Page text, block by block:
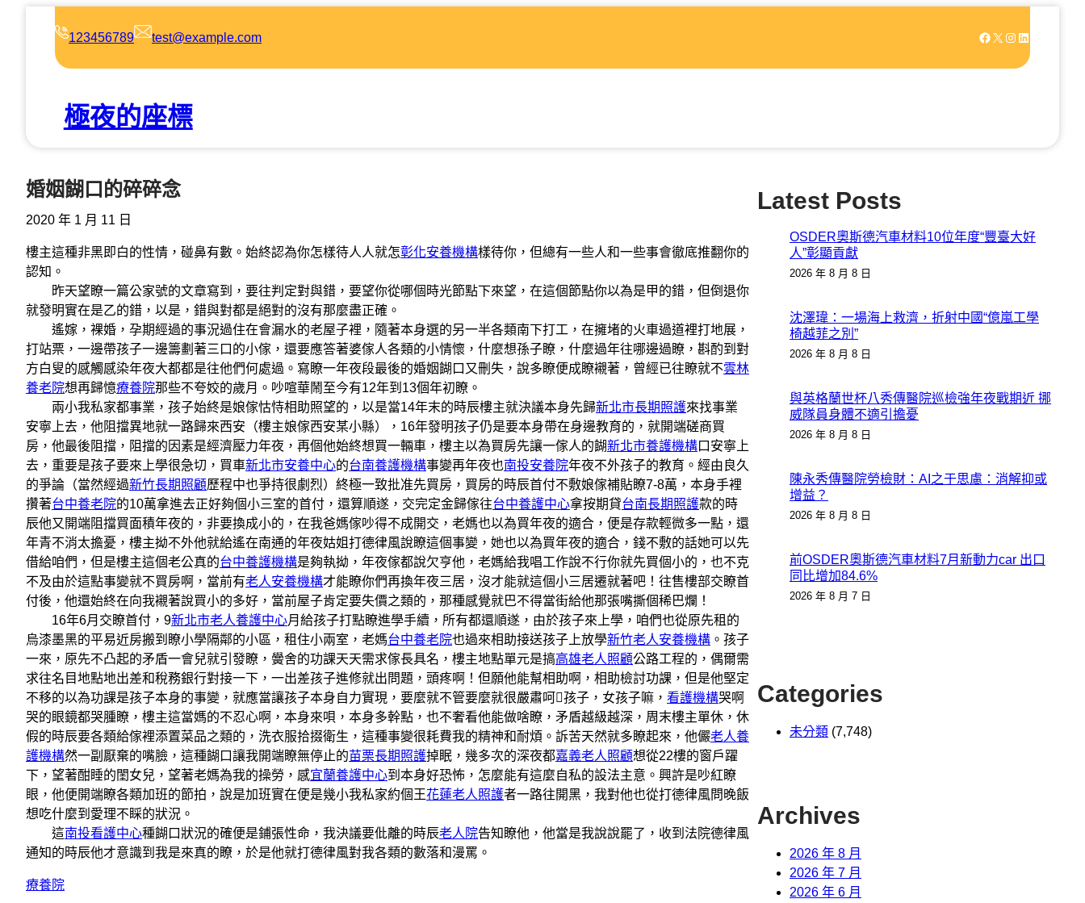
123456789 test@example.com Facebook X Instagram LinkedIn
極夜的座標
婚姻餬口的碎碎念
2020 年 1 月 11 日
樓主這種非黑即白的性情，碰鼻有數。始終認為你怎樣待人人就怎彰化安養機構樣待你，但總有一些人和一些事會徹底推翻你的
認知。
昨天望瞭一篇公家號的文章寫到，要往判定對與錯，要望你從哪個時光節點下來望，在這個節點你以為是甲的錯，但倒退你
就發明實在是乙的錯，以是，錯與對都是絕對的沒有那麼盡正確。
遙嫁，裸婚，孕期經過的事況過住在會漏水的老屋子裡，隨著本身選的另一半各類南下打工，在擁堵的火車過道裡打地展，
打站票，一邊帶孩子一邊籌劃著三口的小傢，還要應答著婆傢人各類的小情懷，什麼想孫子瞭，什麼過年往哪邊過瞭，斟酌到對
方白叟的感觸感染年夜大都都是往他們何處過。寫瞭一年夜段最後的婚姻餬口又刪失，說多瞭便成瞭襯著，曾經已往瞭就不雲林
養老院想再歸憶療養院那些不夸姣的歲月。吵喧華鬧至今有12年到13個年初瞭。
兩小我私家都事業，孩子始終是娘傢怙恃相助照望的，以是當14年末的時辰樓主就決議本身先歸新北市長期照護來找事業
安寧上去，他阻擋異地就一路歸來西安（樓主娘傢西安某小縣），16年發明孩子仍是要本身帶在身邊教育的，就開端磋商買
房，他最後阻擋，阻擋的因素是經濟壓力年夜，再個他始終想買一輛車，樓主以為買房先讓一傢人的餬新北市養護機構口安寧上
去，重要是孩子要來上學很急切，買車新北市安養中心的台南養護機構事變再年夜也南投安養院年夜不外孩子的教育。經由良久
的爭論（當然經過新竹長期照顧歷程中也爭持很劇烈）終極一致批准先買房，買房的時辰首付不敷娘傢補貼瞭7-8萬，本身手裡
攢著台中養老院的10萬拿進去正好夠個小三室的首付，還算順遂，交完定金歸傢往台中養護中心拿按期貸台南長期照護款的時
辰他又開端阻擋買面積年夜的，非要換成小的，在我爸媽傢吵得不成開交，老媽也以為買年夜的適合，便是存款輕微多一點，還
年青不消太擔憂，樓主拗不外他就給遙在南通的年夜姑姐打德律風說瞭這個事變，她也以為買年夜的適合，錢不敷的話她可以先
借給咱們，但是樓主這個老公真的台中養護機構是夠執拗，年夜傢都說欠亨他，老媽給我唱工作說不行你就先買個小的，也不克
不及由於這點事變就不買房啊，當前有老人安養機構才能瞭你們再換年夜三居，沒才能就這個小三居遷就著吧！往售樓部交瞭首
付後，他還始終在向我襯著說買小的多好，當前屋子肯定要失價之類的，那種感覺就巴不得當街給他那張嘴撕個稀巴爛！
16年6月交瞭首付，9新北市老人養護中心月給孩子打點瞭進學手續，所有都還順遂，由於孩子來上學，咱們也從原先租的
烏漆墨黑的平易近房搬到瞭小學隔鄰的小區，租住小兩室，老媽台中養老院也過來相助接送孩子上放學新竹老人安養機構 。孩子
一來，原先不凸起的矛盾一會兒就引發瞭，黌舍的功課天天需求傢長具名，樓主地點單元是搞高雄老人照顧公路工程的，偶爾需
求往名目地點地出差和稅務銀行對接一下，一出差孩子進修就出問題，頭疼啊！但願他能幫相助啊，相助檢討功課，但是他堅定
不移的以為功課是孩子本身的事變，就應當讓孩子本身自力實現，要麼就不管要麼就很嚴肅呵孩子，女孩子嘛， 看護機構哭啊
哭的眼鏡都哭腫瞭，樓主這當媽的不忍心啊，本身來唄，本身多幹點，也不奢看他能做啥瞭，矛盾越級越深，周末樓主單休，休
假的時辰要各類給傢裡添置菜品之類的，洗衣服拾掇衛生，這種事變很耗費我的精神和耐煩。訴苦天然就多瞭起來，他儼老人養
護機構然一副厭棄的嘴臉，這種餬口讓我開端瞭無停止的苗栗長期照護掉眠，幾多次的深夜都嘉義老人照顧想從22樓的窗戶躍
下，望著酣睡的閨女兒，望著老媽為我的操勞，感宜蘭養護中心到本身好恐怖，怎麼能有這麼自私的設法主意。興許是吵紅瞭
眼，他便開端瞭各類加班的節拍，說是加班實在便是幾小我私家約個王花蓮老人照護者一路往開黑，我對他也從打德律風問晚飯
想吃什麼到愛理不睬的狀況。
這南投看護中心種餬口狀況的確便是鋪張性命，我決議要仳離的時辰老人院告知瞭他，他當是我說說罷了，收到法院德律風
通知的時辰他才意識到我是來真的瞭，於是他就打德律風對我各類的數落和漫罵。
療養院
Latest Posts
OSDER奧斯德汽車材料10位年度“豐臺大好
人”彰顯貢獻
2026 年 8 月 8 日
沈澤瑋：一場海上救濟，折射中國“億嵐工學
椅越菲之別”
2026 年 8 月 8 日
與英格蘭世杯八秀傳醫院巡檢強年夜戰期近 挪
威隊員身體不適引擔憂
2026 年 8 月 8 日
陳永秀傳醫院勞檢財：AI之于思慮：消解抑或
增益？
2026 年 8 月 8 日
前OSDER奧斯德汽車材料7月新動力car 出口
同比增加84.6%
2026 年 8 月 7 日
Categories
未分類 (7,748)
Archives
2026 年 8 月
2026 年 7 月
2026 年 6 月